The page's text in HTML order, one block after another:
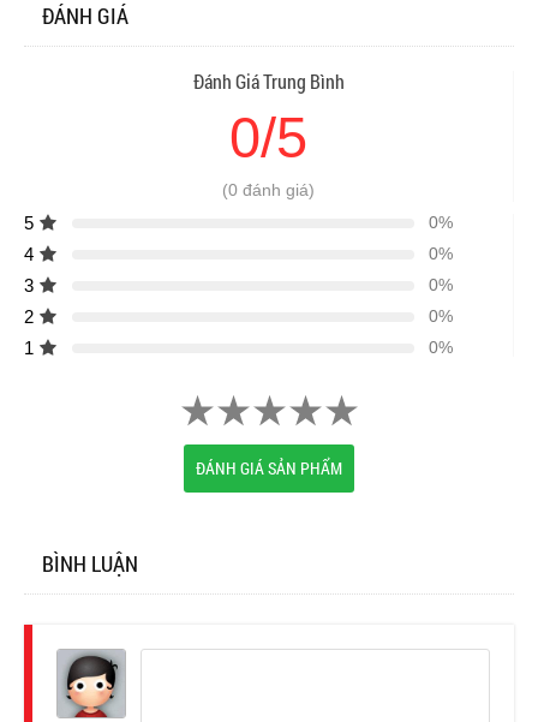
ĐÁNH GIÁ
Đánh Giá Trung Bình
0/5
(0 đánh giá)
5 0%
4 0%
3 0%
2 0%
1 0%
ĐÁNH GIÁ SẢN PHẨM
BÌNH LUẬN